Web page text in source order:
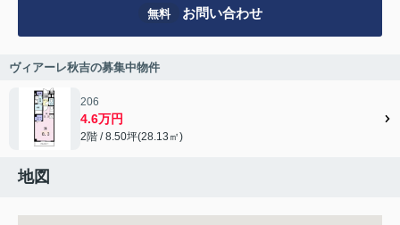
無料 お問い合わせ
ヴィアーレ秋吉の募集中物件
206
4.6万円
2階 / 8.50坪(28.13㎡)
地図